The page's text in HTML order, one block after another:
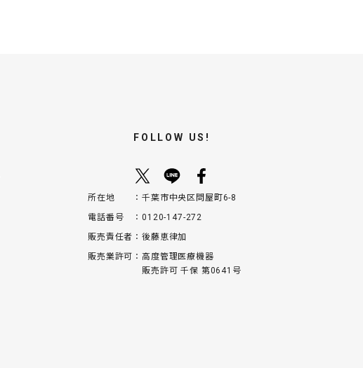
FOLLOW US!
所在地
千葉市中央区問屋町6-8
電話番号
0120-147-272
販売責任者
後藤恵律加
販売業許可
高度管理医療機器
販売許可 千保 第0641号